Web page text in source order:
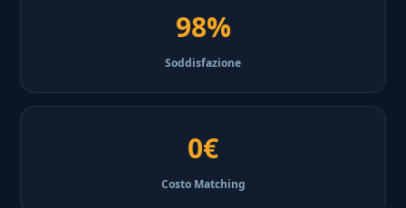
98%
Soddisfazione
0€
Costo Matching